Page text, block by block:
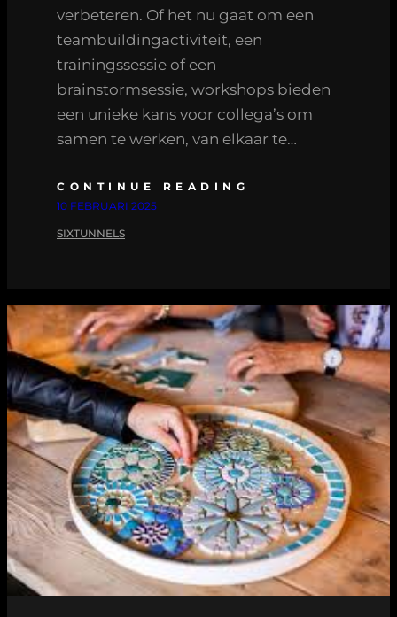
verbeteren. Of het nu gaat om een
teambuildingactiviteit, een
trainingssessie of een
brainstormsessie, workshops bieden
een unieke kans voor collega’s om
samen te werken, van elkaar te…
CONTINUE READING
10 FEBRUARI 2025
SIXTUNNELS